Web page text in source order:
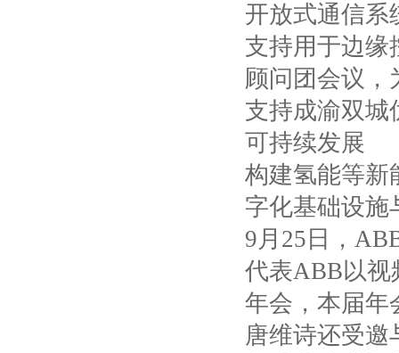
开放式通信系
支持用于边缘
顾问团会议，
支持成渝双城
可持续发展
构建氢能等新
字化基础设施
9月 25 日，
代表ABB以视
年会，本届年
唐维诗还受邀